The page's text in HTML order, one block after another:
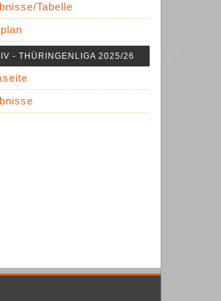
Tabelle
- THÜRINGENLIGA 2025/26